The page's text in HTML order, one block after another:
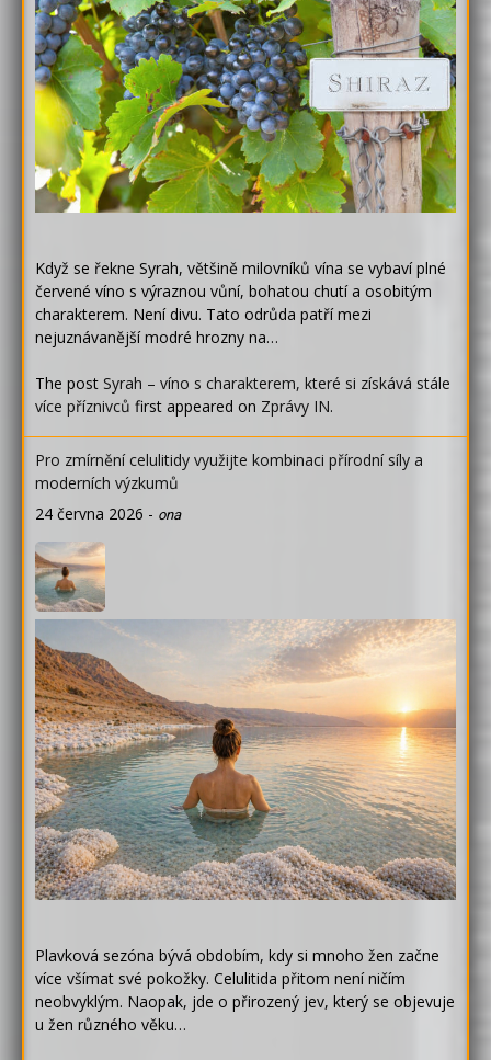
Když se řekne Syrah, většině milovníků vína se vybaví plné
červené víno s výraznou vůní, bohatou chutí a osobitým
charakterem. Není divu. Tato odrůda patří mezi
nejuznávanější modré hrozny na…
The post Syrah – víno s charakterem, které si získává stále
více příznivců first appeared on Zprávy IN.
Pro zmírnění celulitidy využijte kombinaci přírodní síly a
moderních výzkumů
24 června 2026 - ona
Plavková sezóna bývá obdobím, kdy si mnoho žen začne
více všímat své pokožky. Celulitida přitom není ničím
neobvyklým. Naopak, jde o přirozený jev, který se objevuje
u žen různého věku…